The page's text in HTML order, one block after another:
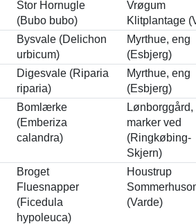
Stor Hornugle
(Bubo bubo)
Vrøgum
Klitplantage
Bysvale (Delichon
urbicum)
Myrthue, eng
(Esbjerg)
Digesvale (Riparia
riparia)
Myrthue, eng
(Esbjerg)
Bomlærke
(Emberiza
calandra)
Lønborggård,
marker ved
(Ringkøbing-
Skjern)
Broget
Fluesnapper
(Ficedula
hypoleuca)
Houstrup
(Varde)